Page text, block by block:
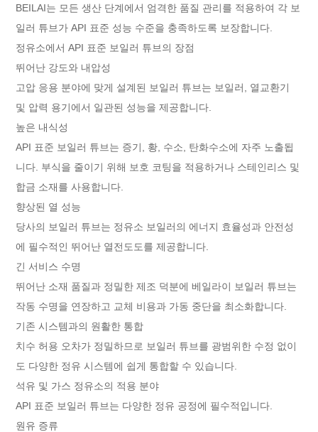
BEILAI는 모든 생산 단계에서 엄격한 품질 관리를 적용하여 각 보
일러 튜브가 API 표준 성능 수준을 충족하도록 보장합니다.
정유소에서 API 표준 보일러 튜브의 장점
뛰어난 강도와 내압성
고압 응용 분야에 맞게 설계된 보일러 튜브는 보일러, 열교환기
및 압력 용기에서 일관된 성능을 제공합니다.
높은 내식성
API 표준 보일러 튜브는 증기, 황, 수소, 탄화수소에 자주 노출됩
니다. 부식을 줄이기 위해 보호 코팅을 적용하거나 스테인리스 및
합금 소재를 사용합니다.
향상된 열 성능
당사의 보일러 튜브는 정유소 보일러의 에너지 효율성과 안전성
에 필수적인 뛰어난 열전도도를 제공합니다.
긴 서비스 수명
뛰어난 소재 품질과 정밀한 제조 덕분에 베일라이 보일러 튜브는
작동 수명을 연장하고 교체 비용과 가동 중단을 최소화합니다.
기존 시스템과의 원활한 통합
치수 허용 오차가 정밀하므로 보일러 튜브를 광범위한 수정 없이
도 다양한 정유 시스템에 쉽게 통합할 수 있습니다.
석유 및 가스 정유소의 적용 분야
API 표준 보일러 튜브는 다양한 정유 공정에 필수적입니다.
원유 증류